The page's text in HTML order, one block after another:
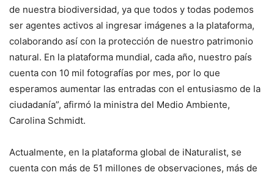
de nuestra biodiversidad, ya que todos y todas podemos
ser agentes activos al ingresar imágenes a la plataforma,
colaborando así con la protección de nuestro patrimonio
natural. En la plataforma mundial, cada año, nuestro país
cuenta con 10 mil fotografías por mes, por lo que
esperamos aumentar las entradas con el entusiasmo de la
ciudadanía”, afirmó la ministra del Medio Ambiente,
Carolina Schmidt.
Actualmente, en la plataforma global de iNaturalist, se
cuenta con más de 51 millones de observaciones, más de